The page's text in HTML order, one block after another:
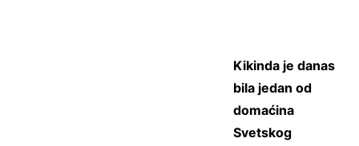
Kikinda je danas
bila jedan od
domaćina
Svetskog